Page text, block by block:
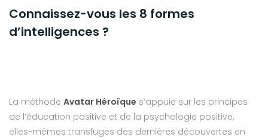
Connaissez-vous les 8 formes
d’intelligences ?
La méthode Avatar Héroïque s’appuie sur les principes
de l’éducation positive et de la psychologie positive,
elles-mêmes transfuges des dernières découvertes en